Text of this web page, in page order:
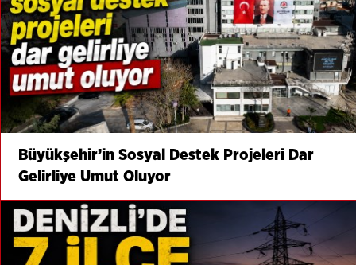
Büyükşehir’in Sosyal Destek Projeleri Dar
Gelirliye Umut Oluyor